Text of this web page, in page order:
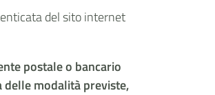
del sito internet
postale o bancario
delle modalità previste,